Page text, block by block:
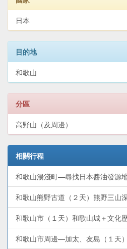
日本
目的地
和歌山
分區
高野山（及周邊）
相關行程
和歌山湯淺町—尋找日本醬油發源
和歌山熊野古道（２天）熊野三山
和歌山市（１天）和歌山城＋文化
和歌山市周邊—加太、友島（１天